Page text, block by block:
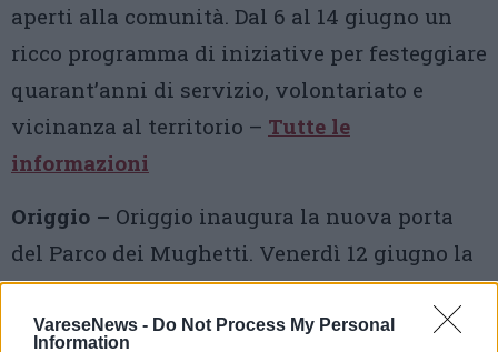
VareseNews - Do Not Process My Personal
Information
aperti alla comunità. Dal 6 al 14 giugno un
ricco programma di iniziative per festeggiare
quarant’anni di servizio, volontariato e
vicinanza al territorio – Tutte le
informazioni
Origgio – Origgio inaugura la nuova porta
del Parco dei Mughetti. Venerdì 12 giugno la
presentazione del progetto, attività per
bambini e un momento conviviale aperto